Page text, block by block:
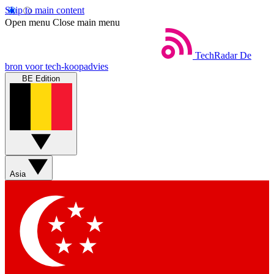
Skip to main content
Open menu Close main menu
TechRadar De
bron voor tech-koopadvies
BE Edition
Asia